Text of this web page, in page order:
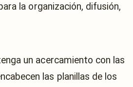
la organización, difusión,
un acercamiento con las
las planillas de los